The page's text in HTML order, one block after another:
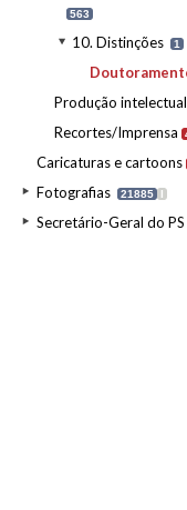
563
10. Distinções 1
Produção intelectual
Recortes/Imprensa
Caricaturas e cartoons
Fotografias 21885 I
Secretário-Geral do PS